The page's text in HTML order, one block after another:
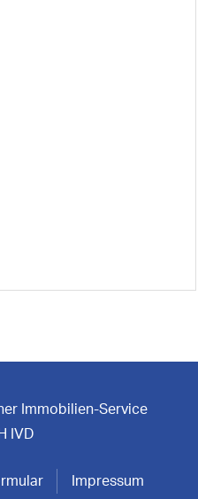
Immobilien-Service
IVD
Impressum